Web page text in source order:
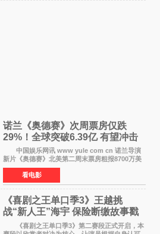
诺兰《奥德赛》次周票房仅跌
29%！全球突破6.39亿 有望冲击
13亿成诺兰最卖座电影
中国娱乐网讯 www yule com cn 诺兰导演
新片《奥德赛》北美第二周末票房粗报8700万美
元（周五至周日：2600万&rarr;3460万
&rarr;2640万），较首周1 24亿美元仅下跌29
6%，走势极为强劲，远超
看电影
《喜剧之王单口季3》王越挑
战“新人王”海宇 保险断缴故事戳
中生活痛点
《喜剧之王单口季3》第二赛段正式开启，本